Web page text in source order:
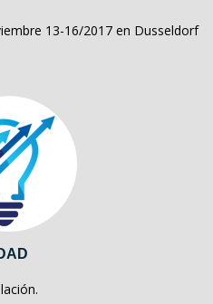
13-16/2017 en Dusseldorf